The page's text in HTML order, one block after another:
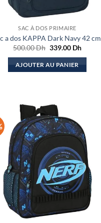
SAC À DOS PRIMAIRE
a dos KAPPA Dark Navy 42 cm
500.00Dh Le
initial
était :
339.00 DhLe
AJOUTER AU PANIER